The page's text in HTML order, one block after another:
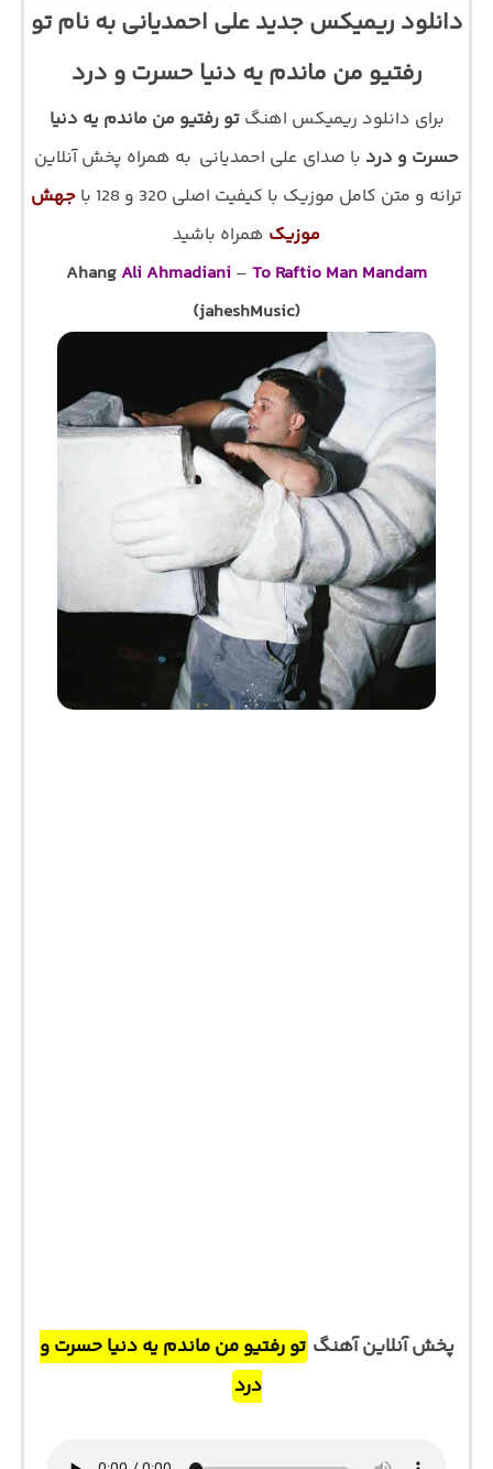
دانلود ریمیکس جدید علی احمدیانی به نام تو
رفتیو من ماندم یه دنیا حسرت و درد
برای دانلود ریمیکس اهنگتو رفتیو من ماندم یه دنیا
حسرت و درد با صدای علی احمدیانی به همراه پخش آنلاین
ترانه و متن کامل موزیک با کیفیت اصلی 320 و 128 با
جهش
موزیک همراه باشید
Ahang Ali Ahmadiani – To Raftio Man Mandam
(jaheshMusic)
پخش آنلاین آهنگ تو رفتیو من ماندم یه دنیا حسرت و
درد